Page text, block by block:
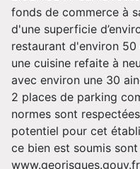
fonds de commerce à
d'une superficie
restaurant d'environ
une cuisine refaite à
avec environ une 30
2 places de parking
normes sont
potentiel pour cet
ce bien est soumis